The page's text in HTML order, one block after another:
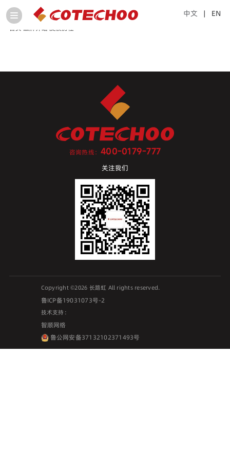
中文 | EN
首页 品牌介绍 发展历程
咨询热线：400-0179-777
关注我们
Copyright ©2026 长路虹 All rights reserved.
鲁ICP备19031073号-2
技术支持：
智顺网络
鲁公网安备37132102371493号